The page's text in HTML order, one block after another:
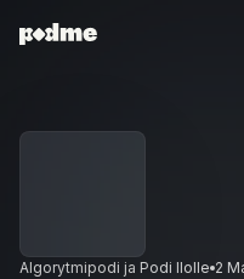
Algorytmipodi ja Podi Ilolle 2